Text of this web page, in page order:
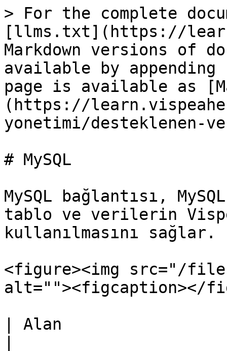
> For the complete
[llms.txt](https://
Markdown versions of
available by
page is available as
(https://
yonetimi/desteklenen-
# MySQL
MySQL bağlantısı,
tablo ve verilerin
kullanılmasını sağlar.
<figure><img src="/files/
alt=""><figcaption></
| Alan